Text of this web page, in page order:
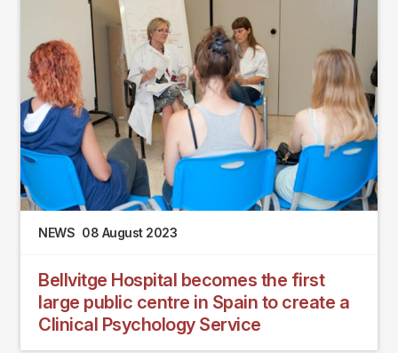
NEWS 08 August 2023
Bellvitge Hospital becomes the first
large public centre in Spain to create a
Clinical Psychology Service